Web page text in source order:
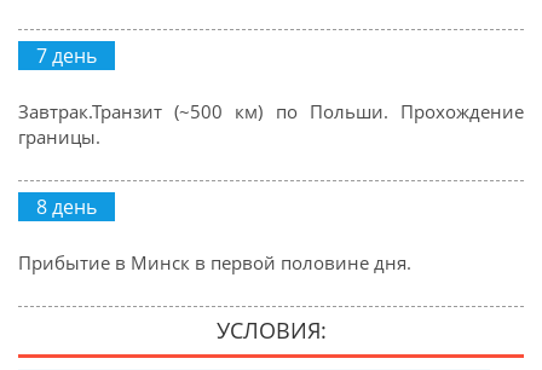
7 день
Завтрак.Транзит (~500 км) по Польши. Прохождение
границы.
8 день
Прибытие в Минск в первой половине дня.
УСЛОВИЯ: